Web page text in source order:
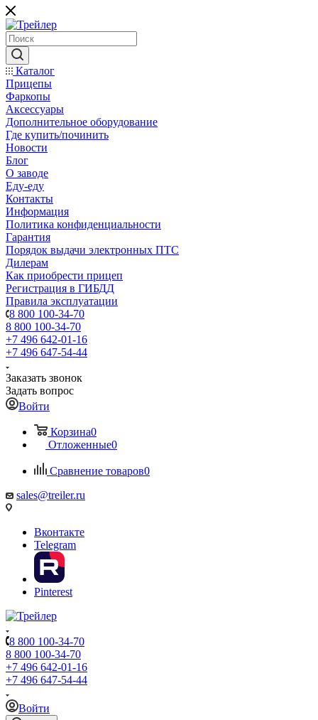
Каталог
Прицепы
Фаркопы
Аксессуары
Дополнительное оборудование
Где купить/починить
Новости
Блог
О заводе
Еду-еду
Контакты
Информация
Политика конфиденциальности
Гарантия
Порядок выдачи электронных ПТС
Дилерам
Как приобрести прицеп
Регистрация в ГИБДД
Правила эксплуатации
8 800 100-34-70
8 800 100-34-70
+7 496 642-01-16
+7 496 647-54-44
Заказать звонок
Задать вопрос
Войти
Корзина0
Отложенные0
Сравнение товаров0
sales@treiler.ru
Вконтакте
Telegram
Pinterest
8 800 100-34-70
8 800 100-34-70
+7 496 642-01-16
+7 496 647-54-44
Войти